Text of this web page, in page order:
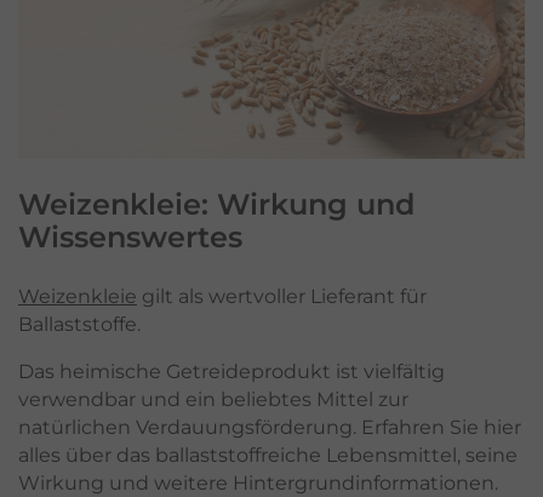
Weizenkleie: Wirkung und
Wissenswertes
Weizenkleie gilt als wertvoller Lieferant für
Ballaststoffe.
Das heimische Getreideprodukt ist vielfältig
verwendbar und ein beliebtes Mittel zur
natürlichen Verdauungsförderung. Erfahren Sie hier
alles über das ballaststoffreiche Lebensmittel, seine
Wirkung und weitere Hintergrundinformationen.